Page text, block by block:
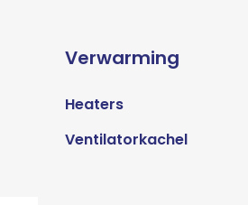
Verwarming
Heaters
Ventilatorkachel
Tips
mailbox
Ontvang
jouw evenement,